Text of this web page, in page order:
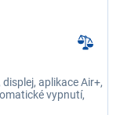
aplikace Air+,
vypnutí,